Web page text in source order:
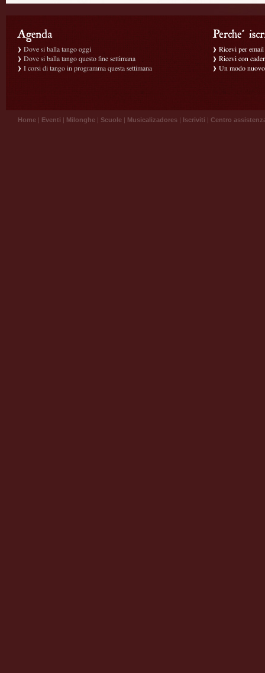
Dove si balla tango oggi
Dove si balla tango questo fine settimana
I corsi di tango in programma questa settimana
Ricevi per
Ricevi con
Un modo
Home | Eventi | Milonghe | Scuole | Musicalizadores | Iscriviti | Centro